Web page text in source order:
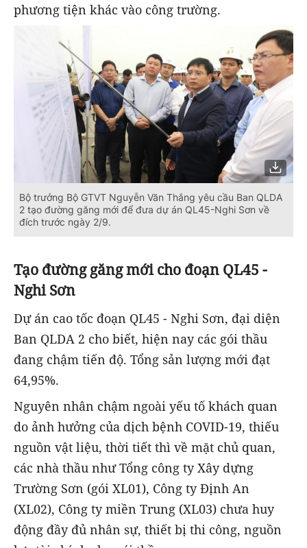
phương tiện khác vào công trường.
Bộ trưởng Bộ GTVT Nguyễn Văn Thắng yêu cầu Ban QLDA
2 tạo đường găng mới để đưa dự án QL45-Nghi Sơn về
đích trước ngày 2/9.
Tạo đường găng mới cho đoạn QL45 -
Nghi Sơn
Dự án cao tốc đoạn QL45 - Nghi Sơn, đại diện
Ban QLDA 2 cho biết, hiện nay các gói thầu
đang chậm tiến độ. Tổng sản lượng mới đạt
64,95%.
Nguyên nhân chậm ngoài yếu tố khách quan
do ảnh hưởng của dịch bệnh COVID-19, thiếu
nguồn vật liệu, thời tiết thì về mặt chủ quan,
các nhà thầu như Tổng công ty Xây dựng
Trường Sơn (gói XL01), Công ty Định An
(XL02), Công ty miền Trung (XL03) chưa huy
động đầy đủ nhân sự, thiết bị thi công, nguồn